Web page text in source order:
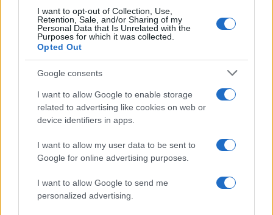
I want to opt-out of Collection, Use,
Retention, Sale, and/or Sharing of my
Personal Data that Is Unrelated with the
Purposes for which it was collected.
Opted Out
Google consents
I want to allow Google to enable storage
related to advertising like cookies on web or
device identifiers in apps.
I want to allow my user data to be sent to
Google for online advertising purposes.
I want to allow Google to send me
personalized advertising.
Υποβολή σχολίου
Όροι Χρήσης . Το site προστατεύεται από reCAPTCHA, ισχύουν
Πολιτική Απορρήτου&Όροι Χρήσης
ΜΑΙΚΛ ΤΖΑΚΣΟΝ
Share: